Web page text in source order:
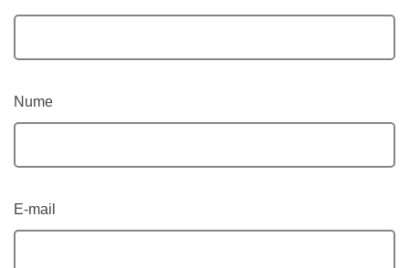
Nume
E-mail